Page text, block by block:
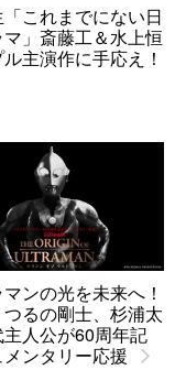
これまでにない日
」斎藤工＆水上恒
主演作に手応え！
ンの光を未来へ！
るの剛士、杉浦太
人公が60周年記
ンタリー応援